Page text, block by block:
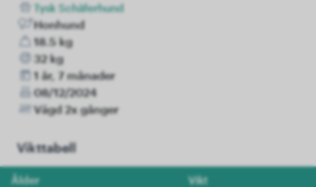
Tysk Schäferhund
Honhund
18.5 kg
32 kg
1 år, 7 månader
08/12/2024
Vägd 2x gånger
Vikttabell
Ålder Vikt